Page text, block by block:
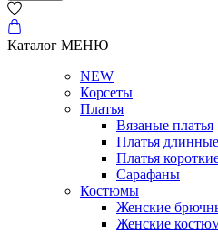
Каталог МЕНЮ
NEW
Корсеты
Платья
Вязаные платья
Платья длинные
Платья
Сарафаны
Костюмы
Женские
Женские